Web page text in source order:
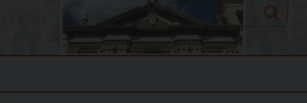
Search